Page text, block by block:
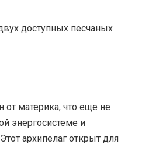
доступных песчаных
от материка, что еще не
энергосистеме и
архипелаг открыт для